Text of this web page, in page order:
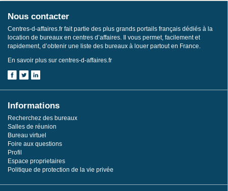
Nous contacter
Centres-d-affaires.fr fait partie des plus grands portails français dédiés à la
location de bureaux en centres d’affaires. Il vous permet, facilement et
rapidement, d’obtenir une liste des bureaux à louer partout en France.
En savoir plus sur centres-d-affaires.fr
Informations
Recherchez des bureaux
Salles de réunion
Bureau virtuel
Foire aux questions
Profil
Espace proprietaires
Politique de protection de la vie privée